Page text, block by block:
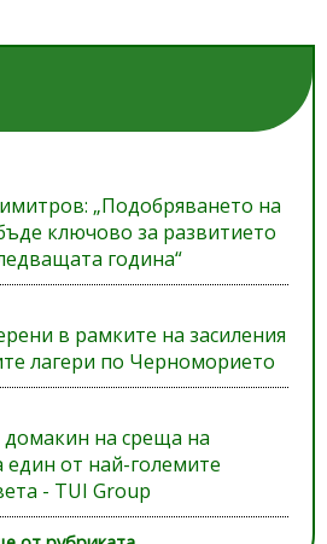
„Подобряването на
ключово за развитието
година“
в рамките на засиления
лагери по Черноморието
на среща на
от най-големите
- TUI Group